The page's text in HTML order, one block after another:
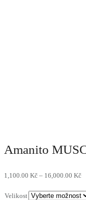
Amanito
1,100.00 Kč – 16,000.00 Kč
Velikost